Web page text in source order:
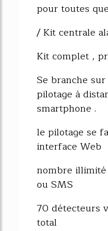
pour toutes
/ Kit centrale
Kit complet ,
Se branche
pilotage à
smartphone .
le pilotage se
interface Web
nombre
ou SMS
70 détecteurs
total